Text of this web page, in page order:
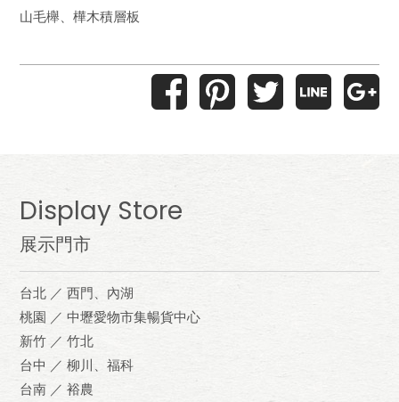
山毛櫸、樺木積層板
Display Store
展示門市
台北 ／ 西門、內湖
桃園 ／ 中壢愛物市集暢貨中心
新竹 ／ 竹北
台中 ／ 柳川、福科
台南 ／ 裕農